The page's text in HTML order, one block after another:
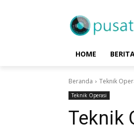
HOME
Beranda Teknik
Teknik Operasi
Teknik